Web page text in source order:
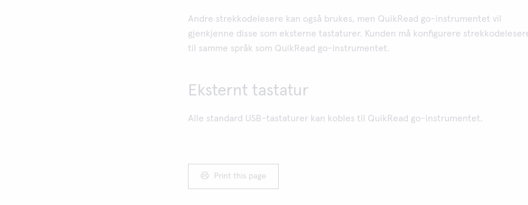
Andre strekkodelesere kan også brukes, men QuikRead go-instrumentet vil
gjenkjenne disse som eksterne tastaturer. Kunden må konfigurere
til samme språk som QuikRead go-instrumentet.
Eksternt tastatur
Alle standard USB-tastaturer kan kobles til QuikRead go-instrumentet.
Print this page